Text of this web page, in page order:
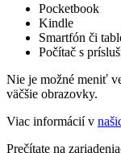
Pocketbook
Kindle
Smartfón či
Počítač s
Nie je možné meniť
väčšie obrazovky.
Viac informácií v
Prečítate na